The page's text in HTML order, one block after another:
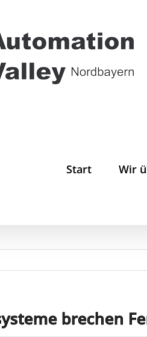
Start Wir
brechen